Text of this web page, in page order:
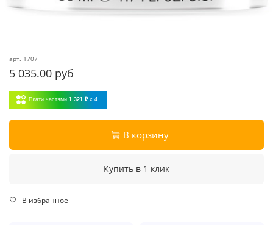
арт. 1707
5 035.00 руб
Плати частями 1 321 ₽ x 4
В корзину
Купить в 1 клик
В избранное